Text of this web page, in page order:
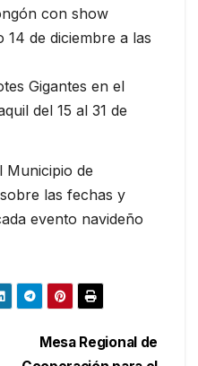
con show
14 de diciembre a las
Gigantes en el
del 15 al 31 de
Municipio de
las fechas y
evento navideño
Mesa Regional de